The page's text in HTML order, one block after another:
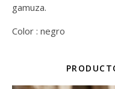
gamuza.
Color : negro